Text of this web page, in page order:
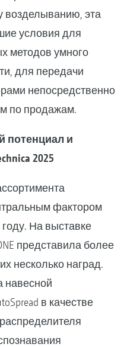
возделыванию, эта
условия для
методов умного
для передачи
непосредственно
по продажам.
потенциал и
2025
фактором
году. На выставке
представила более
несколько наград.
навесной
в качестве